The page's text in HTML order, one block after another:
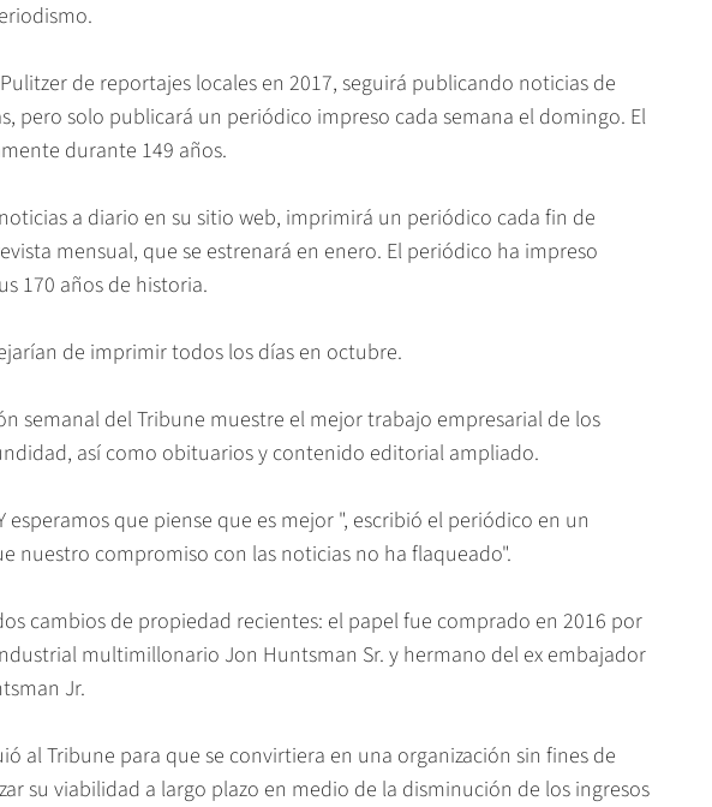
de reportajes locales en 2017, seguirá publicando noticias de
pero solo publicará un periódico impreso cada semana el domingo. El
durante 149 años.
a diario en su sitio web, imprimirá un periódico cada fin de
mensual, que se estrenará en enero. El periódico ha impreso
170 años de historia.
de imprimir todos los días en octubre.
semanal del Tribune muestre el mejor trabajo empresarial de los
así como obituarios y contenido editorial ampliado.
esperamos que piense que es mejor ", escribió el periódico en un
nuestro compromiso con las noticias no ha flaqueado".
cambios de propiedad recientes: el papel fue comprado en 2016 por
multimillonario Jon Huntsman Sr. y hermano del ex embajador
Jr.
al Tribune para que se convirtiera en una organización sin fines de
su viabilidad a largo plazo en medio de la disminución de los ingresos